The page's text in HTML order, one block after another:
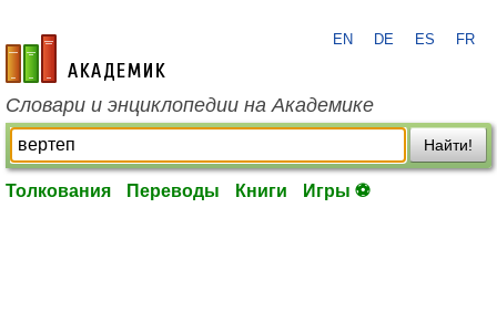
academic.ru
EN DE ES FR
Словари и энциклопедии на Академике
Найти!
Толкования Переводы Книги Игры ⚽